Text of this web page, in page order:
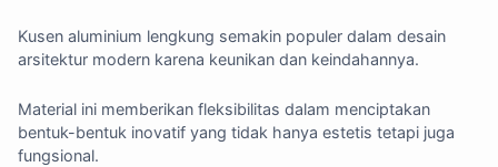
Kusen aluminium lengkung semakin populer dalam desain
arsitektur modern karena keunikan dan keindahannya.
Material ini memberikan fleksibilitas dalam menciptakan
bentuk-bentuk inovatif yang tidak hanya estetis tetapi juga
fungsional.